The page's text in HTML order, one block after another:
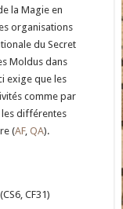
la Magie en
organisations
du Secret
Moldus dans
exige que les
comme par
différentes
(AF,QA).
CF31)